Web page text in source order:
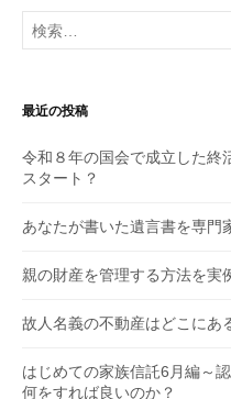
検
索:
最近の投稿
令和８年の国会で成立した終
スタート？
あなたが書いた遺言書を専門
親の財産を管理する方法を実
故人名義の不動産はどこにあ
はじめての家族信託6月編～
何をすれば良いのか？